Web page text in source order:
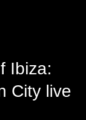
Ibiza:
City live